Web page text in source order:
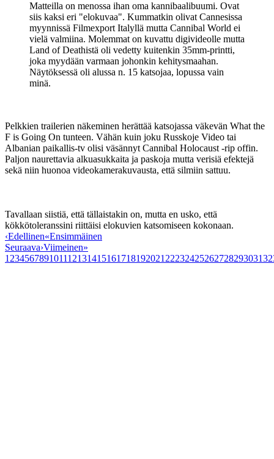
Matteilla on menossa ihan oma kannibaalibuumi. Ovat
siis kaksi eri "elokuvaa". Kummatkin olivat Cannesissa
myynnissä Filmexport Italyllä mutta Cannibal World ei
vielä valmiina. Molemmat on kuvattu digivideolle mutta
Land of Deathistä oli vedetty kuitenkin 35mm-printti,
joka myydään varmaan johonkin kehitysmaahan.
Näytöksessä oli alussa n. 15 katsojaa, lopussa vain
minä.
Pelkkien trailerien näkeminen herättää katsojassa väkevän What the
F is Going On tunteen. Vähän kuin joku Russkoje Video tai
Albanian paikallis-tv olisi väsännyt Cannibal Holocaust ‑rip offin.
Paljon naurettavia alkuasukkaita ja paskoja mutta verisiä efektejä
sekä niin huonoa videokamerakuvausta, että silmiin sattuu.
Tavallaan siistiä, että tällaistakin on, mutta en usko, että
kökkötoleranssini riittäisi elokuvien katsomiseen kokonaan.
‹Edellinen«Ensimmäinen
Seuraava›Viimeinen»
1 23456789101112131415161718192021 2223242526272829303132